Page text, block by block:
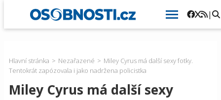
|
Hlavní stránka Nezařazené
Miley Cyrus má další sexy fotky.
Tentokrát zapózovala i jako nadržena policistka
Miley Cyrus má další sexy